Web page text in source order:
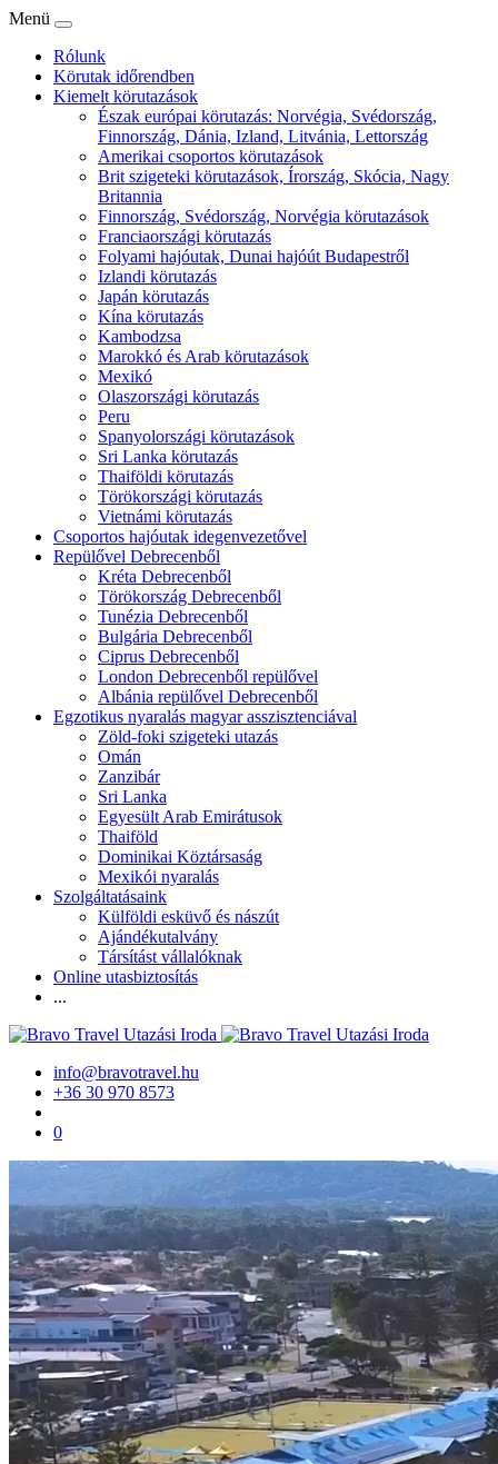
Menü
Rólunk
Körutak időrendben
Kiemelt körutazások
Észak európai körutazás: Norvégia, Svédország,
Finnország, Dánia, Izland, Litvánia, Lettország
Amerikai csoportos körutazások
Brit szigeteki körutazások, Írország, Skócia, Nagy
Britannia
Finnország, Svédország, Norvégia körutazások
Franciaországi körutazás
Folyami hajóutak, Dunai hajóút Budapestről
Izlandi körutazás
Japán körutazás
Kína körutazás
Kambodzsa
Marokkó és Arab körutazások
Mexikó
Olaszországi körutazás
Peru
Spanyolországi körutazások
Sri Lanka körutazás
Thaiföldi körutazás
Törökországi körutazás
Vietnámi körutazás
Csoportos hajóutak idegenvezetővel
Repülővel Debrecenből
Kréta Debrecenből
Törökország Debrecenből
Tunézia Debrecenből
Bulgária Debrecenből
Ciprus Debrecenből
London Debrecenből repülővel
Albánia repülővel Debrecenből
Egzotikus nyaralás magyar asszisztenciával
Zöld-foki szigeteki utazás
Omán
Zanzibár
Sri Lanka
Egyesült Arab Emirátusok
Thaiföld
Dominikai Köztársaság
Mexikói nyaralás
Szolgáltatásaink
Külföldi esküvő és nászút
Ajándékutalvány
Társítást vállalóknak
Online utasbiztosítás
...
info@bravotravel.hu
+36 30 970 8573
0